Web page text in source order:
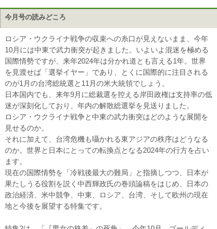
今月号の読みどころ
ロシア・ウクライナ戦争の収束への糸口が見えないまま、今年
10月には中東で武力衝突が起きました。いよいよ混迷を極める
国際情勢ですが、来年2024年は分かれ道とも言える1年。世界
を見渡せば「選挙イヤー」であり、とくに国際的に注目される
のが1月の台湾総統選と11月の米大統領でしょう。
日本国内でも、来年9月に総裁選を控える岸田政権は支持率の低
迷が深刻化しており、年内の解散総選挙を見送りました。
ロシア・ウクライナ戦争と中東の武力衝突はどのような展開を
見せるのか。
それに加えて、台湾危機も囁かれる東アジアの秩序はどうなる
のか。世界と日本にとっての転換点となる2024年の行方を占い
ます。
現在の国際情勢を「冷戦後最大の難局」と指摘しつつ、日本が
果たしうる役割を説く中西輝政氏の巻頭論稿をはじめ、日本の
政治経済、米中競争、中東、ロシア、台湾、そして欧州の現在
地と今後を展望する特集です。